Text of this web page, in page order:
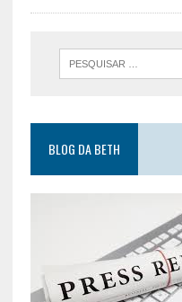
BLOG DA BETH